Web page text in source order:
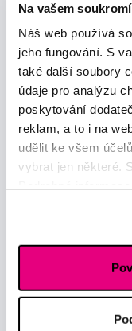
Na vašem
Náš web používá
jeho fungování. S
také další soubory
údaje pro analýzu
poskytování
reklam, a to i na
udělit ke všem
vybrat jen některé.
Novinky a nabídky